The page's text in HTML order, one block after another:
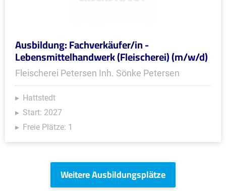
Ausbildung: Fachverkäufer/in -
Lebensmittelhandwerk (Fleischerei) (m/w/d)
Fleischerei Petersen Inh. Sönke Petersen
Hattstedt
Start: 2027
Freie Plätze: 1
Weitere Ausbildungsplätze